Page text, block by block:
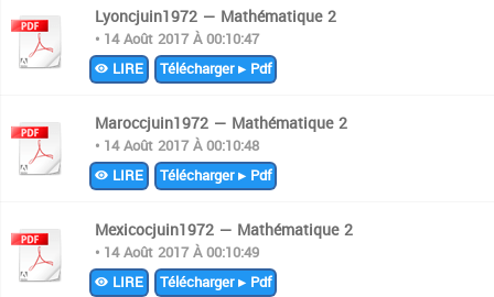
Lyoncjuin1972 — Mathématique 2
• 14 Août 2017 À 00:10:47
LIRE Télécharger ▸ Pdf
Maroccjuin1972 — Mathématique 2
• 14 Août 2017 À 00:10:48
LIRE Télécharger ▸ Pdf
Mexicocjuin1972 — Mathématique 2
• 14 Août 2017 À 00:10:49
LIRE Télécharger ▸ Pdf